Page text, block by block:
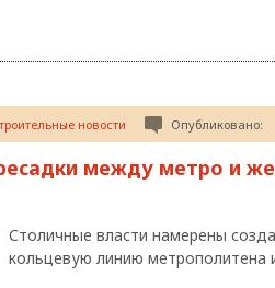
новости Опубликовано:
между метро и
Столичные власти намерены
кольцевую линию